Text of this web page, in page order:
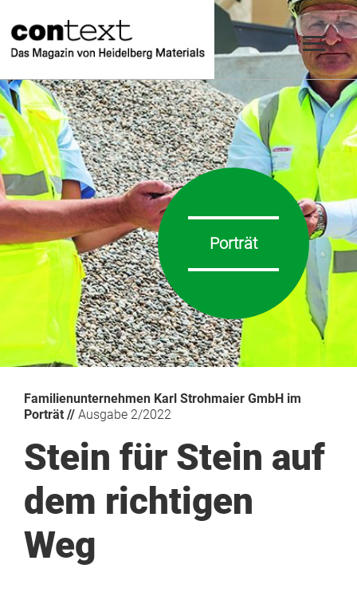
Familienunternehmen Karl Strohmaier GmbH im
Porträt // Ausgabe 2/2022
Stein für Stein auf
dem richtigen
Weg
Porträt